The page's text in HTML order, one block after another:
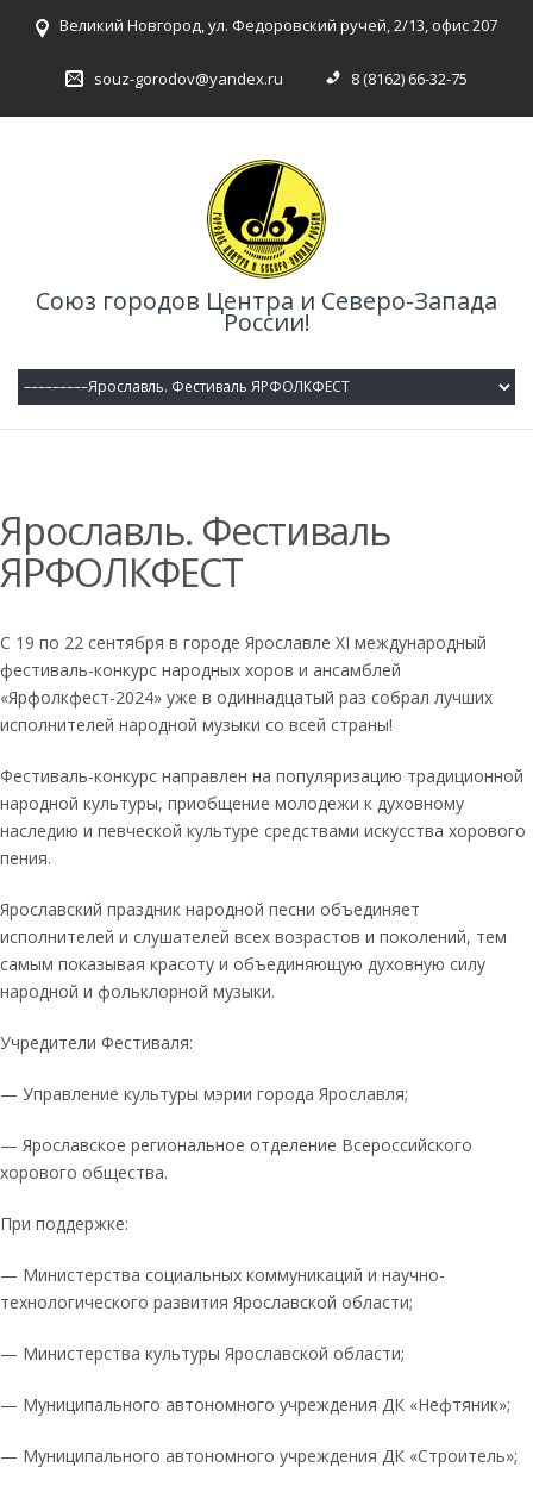
Великий Новгород, ул. Федоровский ручей, 2/13, офис 207
souz-gorodov@yandex.ru 8 (8162) 66-32-75
Союз городов Центра и Северо-Запада
России!
Ярославль. Фестиваль
ЯРФОЛКФЕСТ
С 19 по 22 сентября в городе Ярославле ХI международный
фестиваль-конкурс народных хоров и ансамблей
«Ярфолкфест-2024» уже в одиннадцатый раз собрал лучших
исполнителей народной музыки со всей страны!
Фестиваль-конкурс направлен на популяризацию традиционной
народной культуры, приобщение молодежи к духовному
наследию и певческой культуре средствами искусства хорового
пения.
Ярославский праздник народной песни объединяет
исполнителей и слушателей всех возрастов и поколений, тем
самым показывая красоту и объединяющую духовную силу
народной и фольклорной музыки.
Учредители Фестиваля:
— Управление культуры мэрии города Ярославля;
— Ярославское региональное отделение Всероссийского
хорового общества.
При поддержке:
— Министерства социальных коммуникаций и научно-
технологического развития Ярославской области;
— Министерства культуры Ярославской области;
— Муниципального автономного учреждения ДК «Нефтяник»;
— Муниципального автономного учреждения ДК «Строитель»;